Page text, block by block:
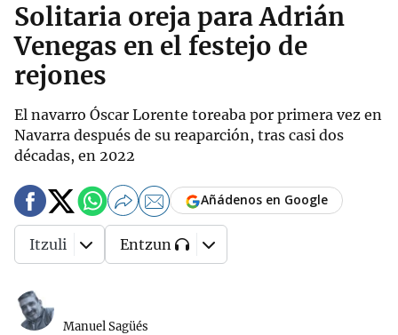
Solitaria oreja para Adrián
Venegas en el festejo de
rejones
El navarro Óscar Lorente toreaba por primera vez en
Navarra después de su reaparción, tras casi dos
décadas, en 2022
Manuel Sagüés
Añádenos en Google
Itzuli Entzun